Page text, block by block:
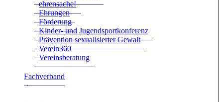
ehren­sa­che!
Ehrun­gen
För­de­rung
Kin­der- und Jugend­sport­kon­fe­renz
Prä­ven­tion sexua­li­sier­ter Gewalt
Verein360
Ver­eins­be­ra­tung
Fach­ver­band